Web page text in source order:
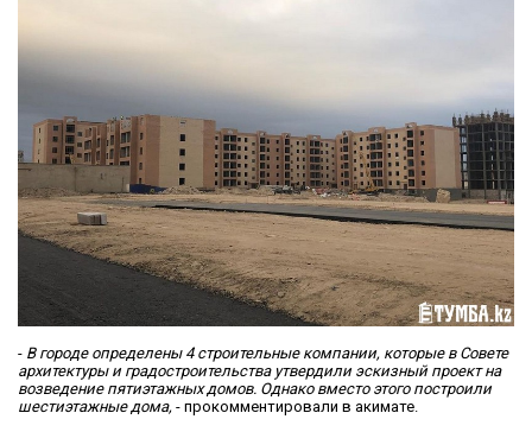
- В городе определены 4 строительные компании, которые в Совете
архитектуры и градостроительства утвердили эскизный проект на
возведение пятиэтажных домов. Однако вместо этого построили
шестиэтажные дома, - прокомментировали в акимате.